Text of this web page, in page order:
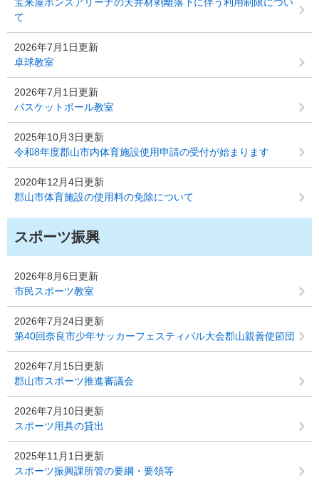
宝来屋ボンズアリーナの天井材剥離落下に伴う利用制限につい
て
2026年7月1日更新
卓球教室
2026年7月1日更新
バスケットボール教室
2025年10月3日更新
令和8年度郡山市内体育施設使用申請の受付が始まります
2020年12月4日更新
郡山市体育施設の使用料の免除について
スポーツ振興
2026年8月6日更新
市民スポーツ教室
2026年7月24日更新
第40回奈良市少年サッカーフェスティバル大会郡山親善使節団
2026年7月15日更新
郡山市スポーツ推進審議会
2026年7月10日更新
スポーツ用具の貸出
2025年11月1日更新
スポーツ振興課所管の要綱・要領等